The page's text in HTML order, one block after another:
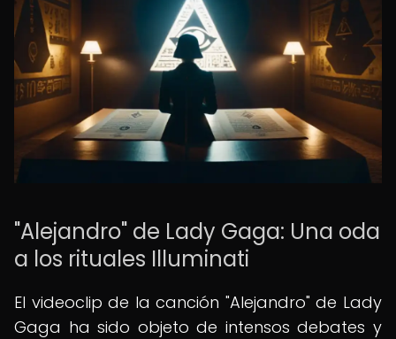
"Alejandro" de Lady Gaga: Una oda
a los rituales Illuminati
El videoclip de la canción "Alejandro" de Lady
Gaga ha sido objeto de intensos debates y